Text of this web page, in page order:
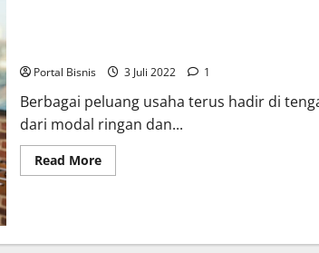
Portal Bisnis 3 Juli 2022 1
Berbagai peluang usaha terus hadir di
dari modal ringan dan...
Read More